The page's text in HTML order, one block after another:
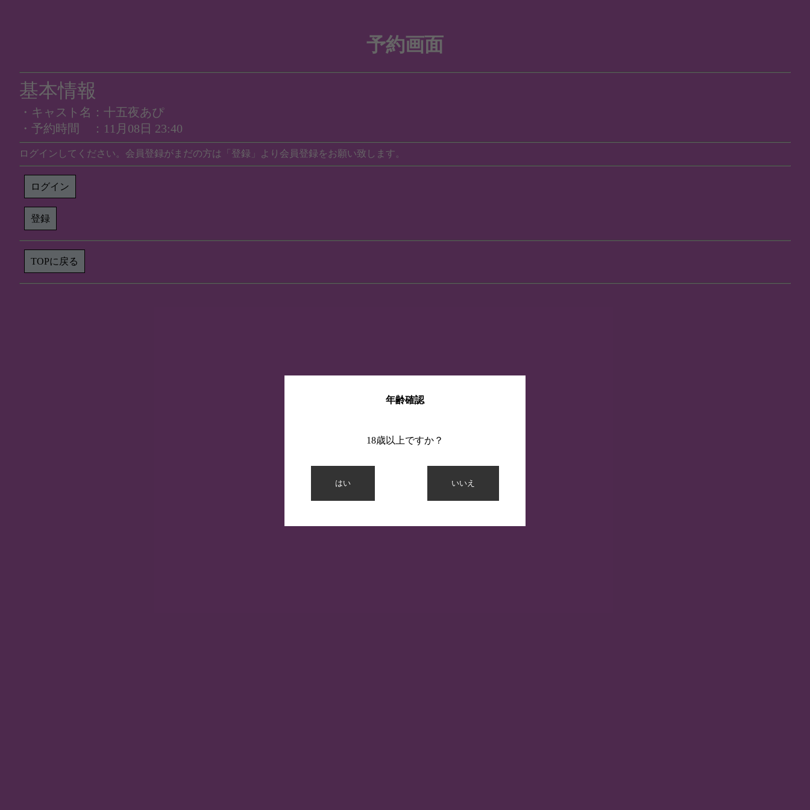
年齢確認
18歳以上ですか？
はい いいえ
予約画面
基本情報
・キャスト名：十五夜あぴ
・予約時間 ：11月08日 23:40
ログインしてください。会員登録がまだの方は「登録」より会員登録をお願い致します。
ログイン
登録
TOPに戻る